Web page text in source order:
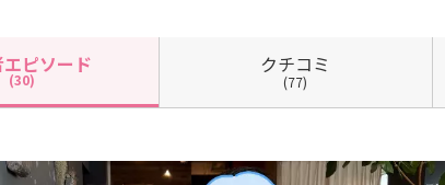
エピソード
(30)
クチコミ
(77)